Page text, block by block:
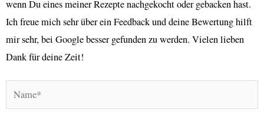
wenn Du eines meiner Rezepte nachgekocht oder gebacken hast.
Ich freue mich sehr über ein Feedback und deine Bewertung hilft
mir sehr, bei Google besser gefunden zu werden. Vielen lieben
Dank für deine Zeit!
Name*